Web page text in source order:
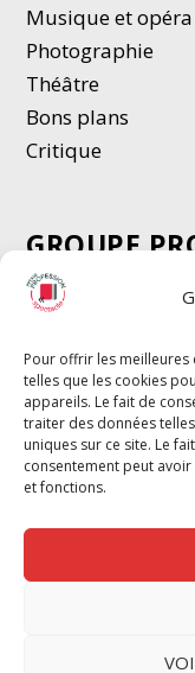
Pour offrir les meilleures
telles que les cookies
appareils. Le fait de
traiter des données
uniques sur ce site. Le
consentement peut
et fonctions.
Musique et opéra
Photographie
Théâtre
Bons plans
Critique
GROUPE
Chèque
Chèque Compta
Chèque Emploi
G-Pods
Profession
Le Cahier Pro